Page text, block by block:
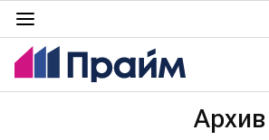
Архив